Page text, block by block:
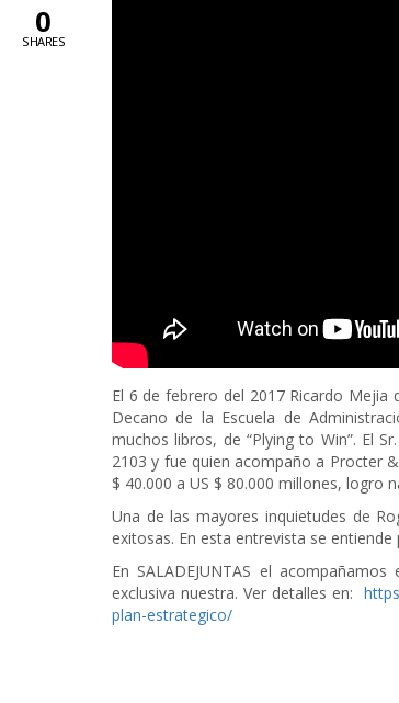
El 6 de febrero del 2017 Ricardo Mejia
Decano de la Escuela de
muchos libros, de “Plying to Win”. El
2103 y fue quien acompaño a Procter
$ 40.000 a US $ 80.000 millones, logro
Una de las mayores inquietudes de
exitosas. En esta entrevista se
En SALADEJUNTAS el
exclusiva nuestra. Ver detalles en:
plan-estrategico/
0
SHARES